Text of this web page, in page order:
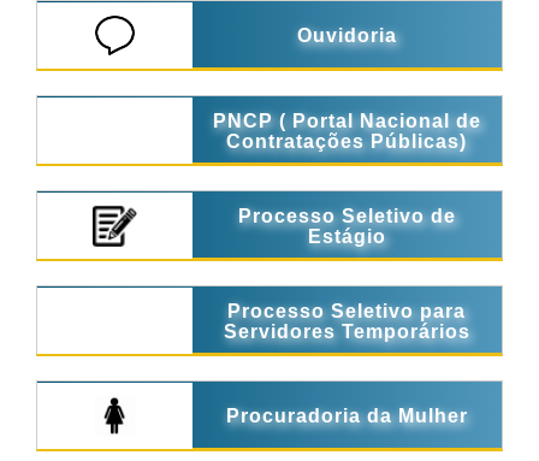
Ouvidoria
PNCP ( Portal Nacional de
Contratações Públicas)
Processo Seletivo de
Estágio
Processo Seletivo para
Servidores Temporários
Procuradoria da Mulher